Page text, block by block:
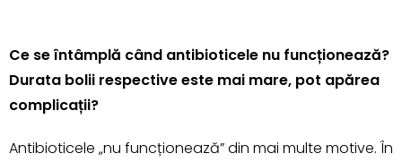
Ce se întâmplă când antibioticele nu funcționează?
Durata bolii respective este mai mare, pot apărea
complicații?
Antibioticele „nu funcționează” din mai multe motive. În